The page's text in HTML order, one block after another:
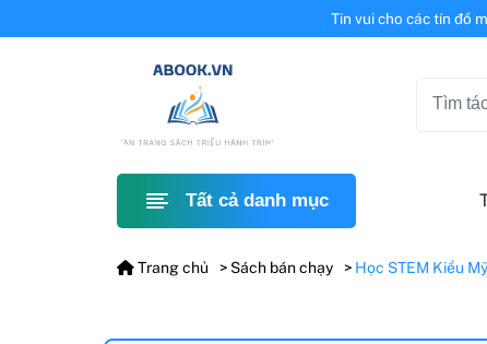
Tin vui cho các tín đồ
Tất cả danh mục
Trang chủ Sách bán chạy Học STEM Kiểu